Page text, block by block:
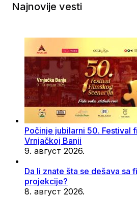
Najnovije vesti
Počinje jubilarni 50. Festival
Vrnjačkoj Banji
9. август 2026.
Da li znate šta se dešava sa
projekcije?
8. август 2026.